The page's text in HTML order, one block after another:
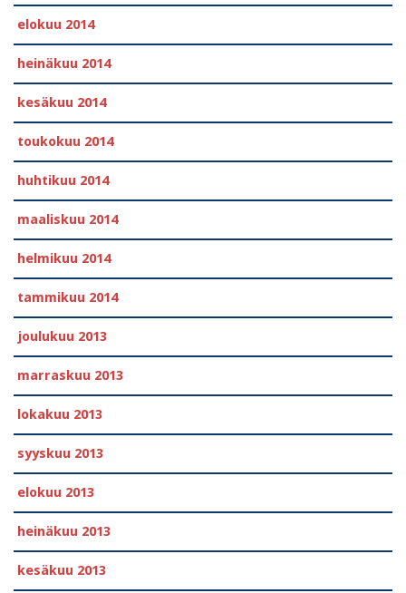
elokuu 2014
heinäkuu 2014
kesäkuu 2014
toukokuu 2014
huhtikuu 2014
maaliskuu 2014
helmikuu 2014
tammikuu 2014
joulukuu 2013
marraskuu 2013
lokakuu 2013
syyskuu 2013
elokuu 2013
heinäkuu 2013
kesäkuu 2013